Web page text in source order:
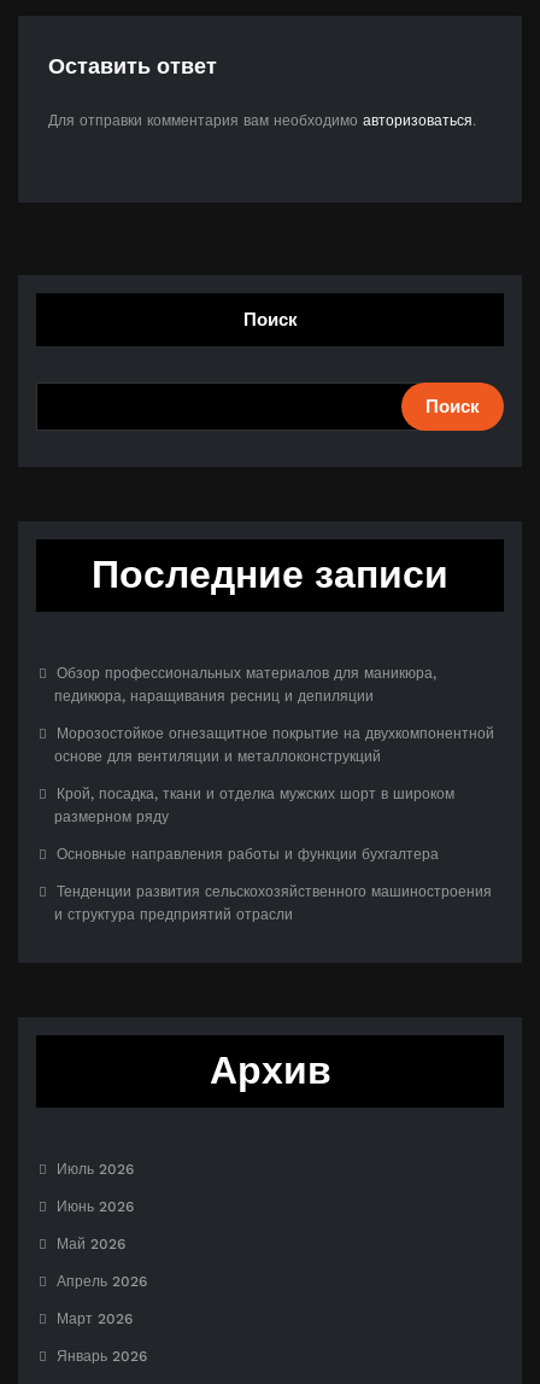
Оставить ответ
Для отправки комментария вам необходимо авторизоваться.
Поиск
Поиск
Последние записи
Обзор профессиональных материалов для маникюра,
педикюра, наращивания ресниц и депиляции
Морозостойкое огнезащитное покрытие на двухкомпонентной
основе для вентиляции и металлоконструкций
Крой, посадка, ткани и отделка мужских шорт в широком
размерном ряду
Основные направления работы и функции бухгалтера
Тенденции развития сельскохозяйственного машиностроения
и структура предприятий отрасли
Архив
Июль 2026
Июнь 2026
Май 2026
Апрель 2026
Март 2026
Январь 2026